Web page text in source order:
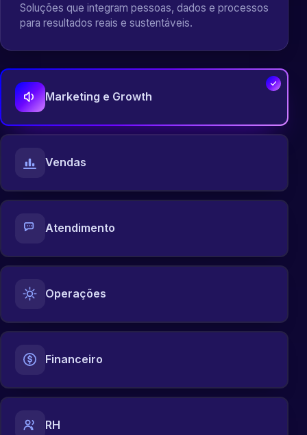
Soluções que integram pessoas, dados e processos
para resultados reais e sustentáveis.
Marketing e Growth
Vendas
Atendimento
Operações
Financeiro
RH